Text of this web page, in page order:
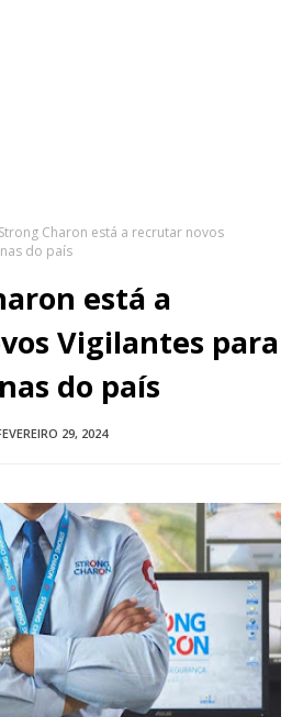
Charon está a recrutar novos
do país
está a
Vigilantes para
do país
29, 2024